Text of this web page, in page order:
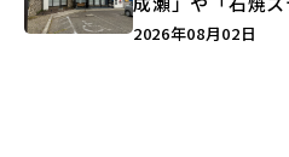
営業に幕…。
2026年08月02日